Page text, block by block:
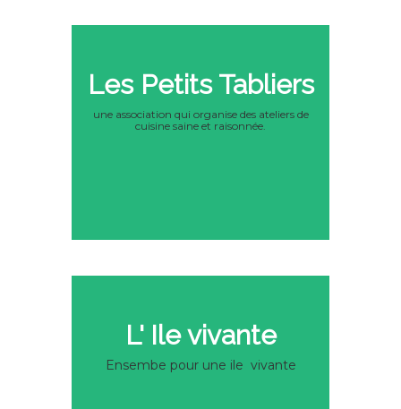
Les Petits Tabliers
une association qui organise des ateliers de
cuisine saine et raisonnée.
L' Ile vivante
Ensembe pour une ile vivante